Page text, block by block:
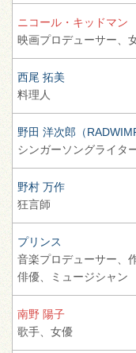
ニコール・キッドマン
映画プロデューサー、
西尾 拓美
料理人
野田 洋次郎（
シンガーソングライター
野村 万作
狂言師
プリンス
音楽プロデューサー、
俳優、
ミュージシャン
南野 陽子
歌手、 女優